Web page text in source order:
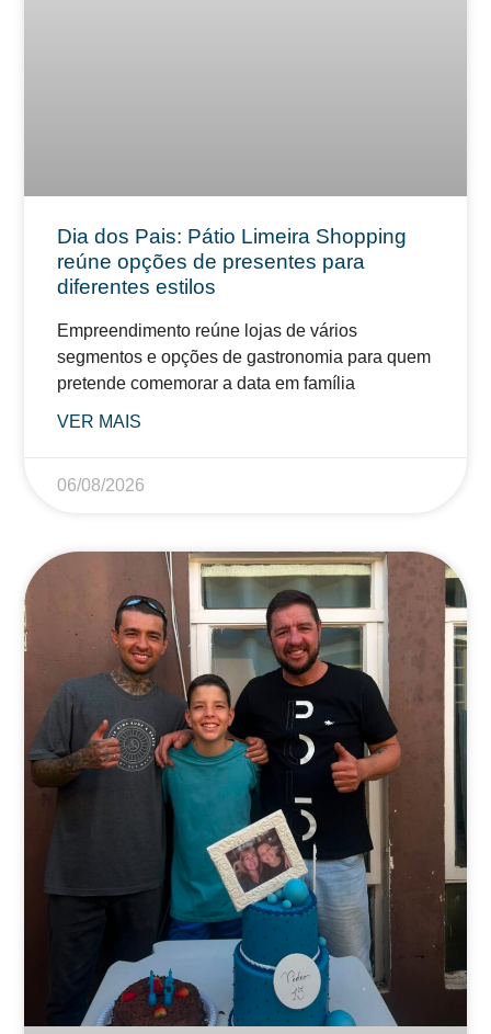
Dia dos Pais: Pátio Limeira Shopping
reúne opções de presentes para
diferentes estilos
Empreendimento reúne lojas de vários
segmentos e opções de gastronomia para quem
pretende comemorar a data em família
VER MAIS
06/08/2026